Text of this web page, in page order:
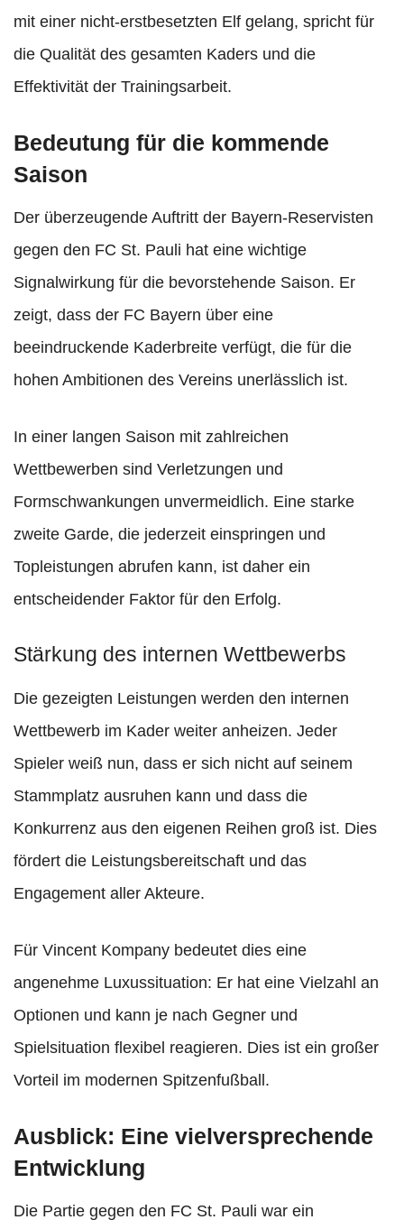
mit einer nicht-erstbesetzten Elf gelang, spricht für
die Qualität des gesamten Kaders und die
Effektivität der Trainingsarbeit.
Bedeutung für die kommende
Saison
Der überzeugende Auftritt der Bayern-Reservisten
gegen den FC St. Pauli hat eine wichtige
Signalwirkung für die bevorstehende Saison. Er
zeigt, dass der FC Bayern über eine
beeindruckende Kaderbreite verfügt, die für die
hohen Ambitionen des Vereins unerlässlich ist.
In einer langen Saison mit zahlreichen
Wettbewerben sind Verletzungen und
Formschwankungen unvermeidlich. Eine starke
zweite Garde, die jederzeit einspringen und
Topleistungen abrufen kann, ist daher ein
entscheidender Faktor für den Erfolg.
Stärkung des internen Wettbewerbs
Die gezeigten Leistungen werden den internen
Wettbewerb im Kader weiter anheizen. Jeder
Spieler weiß nun, dass er sich nicht auf seinem
Stammplatz ausruhen kann und dass die
Konkurrenz aus den eigenen Reihen groß ist. Dies
fördert die Leistungsbereitschaft und das
Engagement aller Akteure.
Für Vincent Kompany bedeutet dies eine
angenehme Luxussituation: Er hat eine Vielzahl an
Optionen und kann je nach Gegner und
Spielsituation flexibel reagieren. Dies ist ein großer
Vorteil im modernen Spitzenfußball.
Ausblick: Eine vielversprechende
Entwicklung
Die Partie gegen den FC St. Pauli war ein